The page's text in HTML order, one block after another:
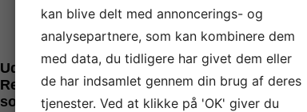
Udekampe
Redaktioner ønsker alle en god
sommer
kan blive delt med annoncerings- og
analysepartnere, som kan kombinere dem
med data, du tidligere har givet dem eller
de har indsamlet gennem din brug af deres
tjenester. Ved at klikke på 'OK' giver du